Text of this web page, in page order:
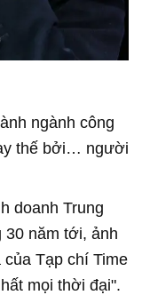
ngành công
thế bởi… người
doanh Trung
30 năm tới, ảnh
Tạp chí Time
mọi thời đại".